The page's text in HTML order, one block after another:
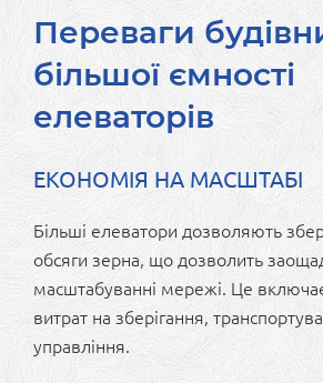
Переваги
більшої ємності
елеваторів
ЕКОНОМІЯ НА МАСШТАБІ
Більші елеватори дозволяють
обсяги зерна, що дозволить
масштабуванні мережі. Це
витрат на зберігання,
управління.